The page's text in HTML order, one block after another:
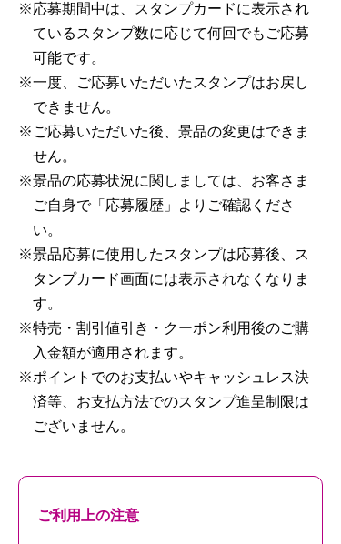
応募期間中は、スタンプカードに表示され
ているスタンプ数に応じて何回でもご応募
可能です。
一度、ご応募いただいたスタンプはお戻し
できません。
ご応募いただいた後、景品の変更はできま
せん。
景品の応募状況に関しましては、お客さま
ご自身で「応募履歴」よりご確認くださ
い。
景品応募に使用したスタンプは応募後、ス
タンプカード画面には表示されなくなりま
す。
特売・割引値引き・クーポン利用後のご購
入金額が適用されます。
ポイントでのお支払いやキャッシュレス決
済等、お支払方法でのスタンプ進呈制限は
ございません。
ご利用上の注意